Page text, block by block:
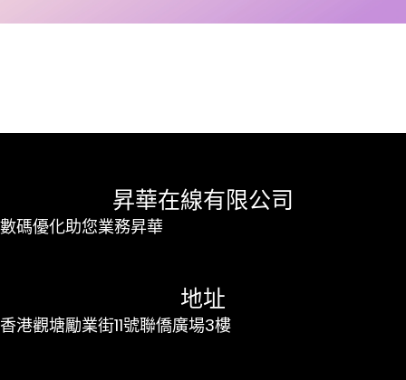
昇華在線有限公司
數碼優化助您業務昇華
地址
香港觀塘勵業街11號聯僑廣場3樓